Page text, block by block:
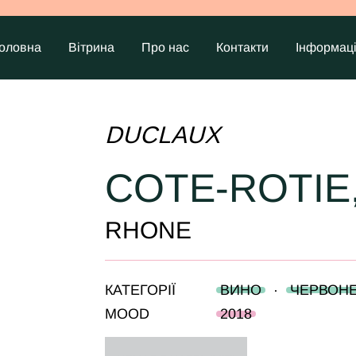
Вітрина Про нас Контакти
DUCLAUX
COTE-
RHONE
КАТЕГОРІЇ ВИНО ·
MOOD
2018